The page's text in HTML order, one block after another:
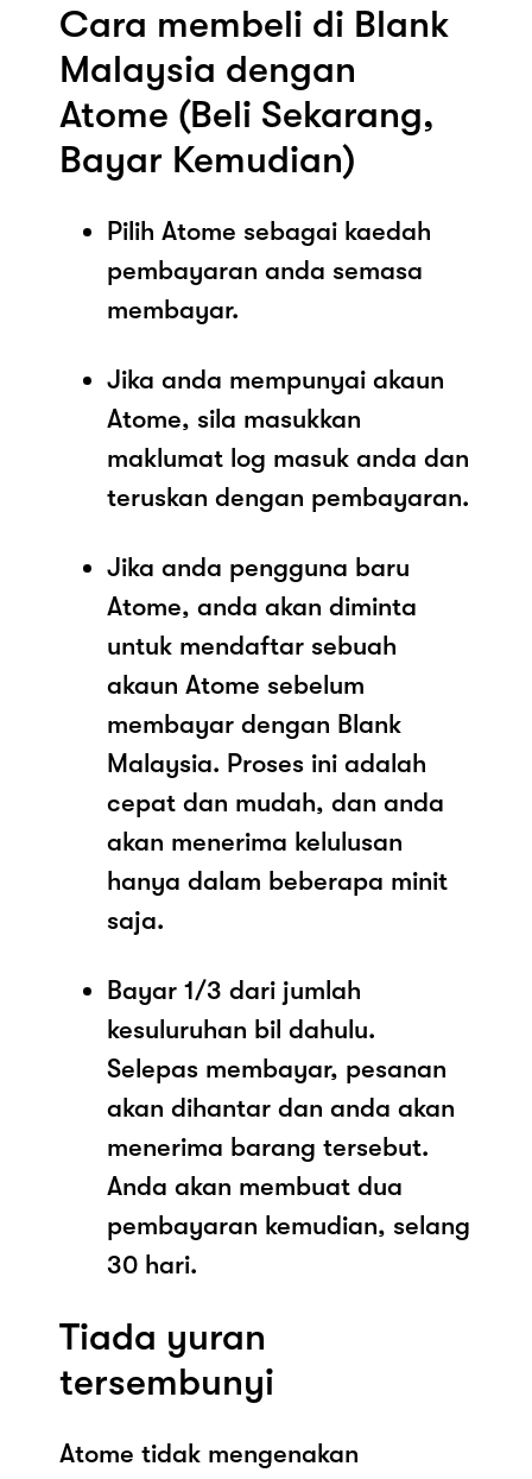
Cara membeli di Blank
Malaysia dengan
Atome (Beli Sekarang,
Bayar Kemudian)
Pilih Atome sebagai kaedah
pembayaran anda semasa
membayar.
Jika anda mempunyai akaun
Atome, sila masukkan
maklumat log masuk anda dan
teruskan dengan pembayaran.
Jika anda pengguna baru
Atome, anda akan diminta
untuk mendaftar sebuah
akaun Atome sebelum
membayar dengan Blank
Malaysia. Proses ini adalah
cepat dan mudah, dan anda
akan menerima kelulusan
hanya dalam beberapa minit
saja.
Bayar 1/3 dari jumlah
kesuluruhan bil dahulu.
Selepas membayar, pesanan
akan dihantar dan anda akan
menerima barang tersebut.
Anda akan membuat dua
pembayaran kemudian, selang
30 hari.
Tiada yuran
tersembunyi
Atome tidak mengenakan